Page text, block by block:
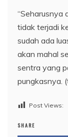
“Seharusnya
tidak terjadi
sudah ada
akan mahal
sentra yang
pungkasnya.
Post Views:
SHARE